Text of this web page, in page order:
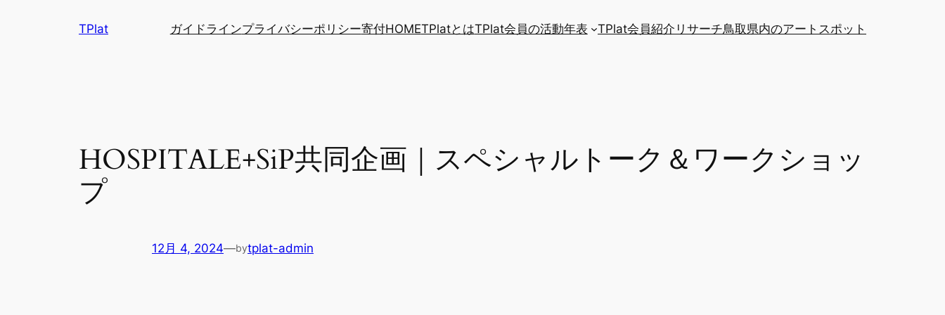
TPlat ガイドラインプライバシーポリシー寄付HOMETPlatとはTPlat会員の活動年表 TPlat会員紹介 リサーチ鳥取県内のアートスポット
HOSPITALE+SiP共同企画｜スペシャルトーク＆ワークショッ
プ
12月 4, 2024—bytplat-admin